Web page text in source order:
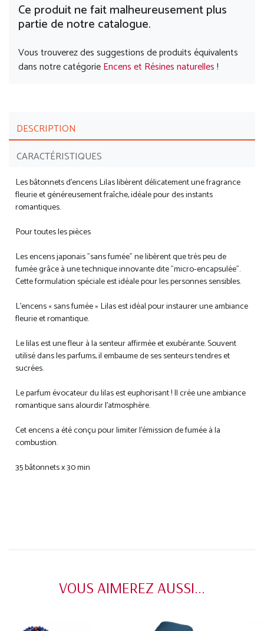
Ce produit ne fait malheureusement plus
partie de notre catalogue.
Vous trouverez des suggestions de produits équivalents
dans notre catégorieEncens et Résines naturelles!
DESCRIPTION
CARACTÉRISTIQUES
Les bâtonnets d'encens Lilas libèrent délicatement une fragrance
fleurie et généreusement fraîche, idéale pour des instants
romantiques.
Pour toutes les pièces
Les encens japonais "sans fumée" ne libèrent que très peu de
fumée grâce à une technique innovante dite "micro-encapsulée".
Cette formulation spéciale est idéale pour les personnes sensibles.
L’encens « sans fumée » Lilas est idéal pour instaurer une ambiance
fleurie et romantique.
Le lilas est une fleur à la senteur affirmée et exubérante. Souvent
utilisé dans les parfums, il embaume de ses senteurs tendres et
sucrées.
Le parfum évocateur du lilas est euphorisant ! Il crée une ambiance
romantique sans alourdir l’atmosphère.
Cet encens a été conçu pour limiter l’émission de fumée à la
combustion.
35 bâtonnets x 30 min
VOUS AIMEREZ AUSSI...